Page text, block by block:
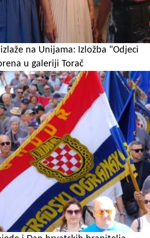
na Unijama: Izložba "Odjeci
u galeriji Torač